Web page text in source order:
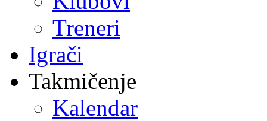
Treneri
Igrači
Takmičenje
Kalendar